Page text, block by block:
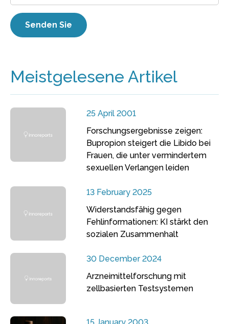
Meistgelesene Artikel
25 April 2001
Forschungsergebnisse zeigen:
Bupropion steigert die Libido bei
Frauen, die unter vermindertem
sexuellen Verlangen leiden
13 February 2025
Widerstandsfähig gegen
Fehlinformationen: KI stärkt den
sozialen Zusammenhalt
30 December 2024
Arzneimittelforschung mit
zellbasierten Testsystemen
15 January 2003